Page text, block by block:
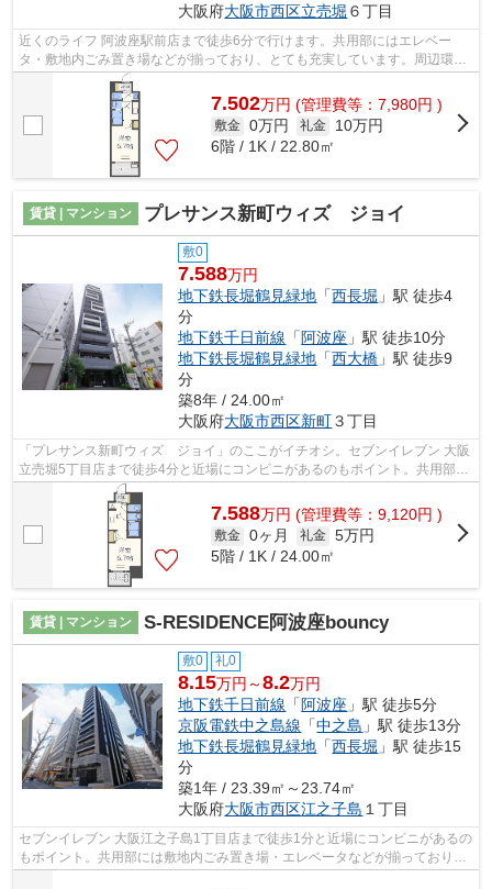
大阪府大阪市西区立売堀 ６丁目
近くのライフ 阿波座駅前店まで徒歩6分で行けます。共用部にはエレベー
タ・敷地内ごみ置き場などが揃っており、とても充実しています。周辺環境
とマッチした、おしゃれな住環境のデザ...
7.502万円 (管理費等：7,980円 )
敷金 0万円 礼金
10万円
6階 / 1K / 22.80㎡
賃貸 | マンション プレサンス新町ウィズ ジョイ
敷0
7.588万円
地下鉄長堀鶴見緑地 「西長堀 」駅 徒歩4
分
地下鉄千日前線 「阿波座 」駅 徒歩10分
地下鉄長堀鶴見緑地 「西大橋 」駅 徒歩9
分
築8年 / 24.00㎡
大阪府大阪市西区新町３丁目
「プレサンス新町ウィズ ジョイ」のここがイチオシ。セブンイレブン 大阪
立売堀5丁目店まで徒歩4分と近場にコンビニがあるのもポイント。共用部に
は敷地内ごみ置き場・エレベータなど...
7.588万円 (管理費等：9,120円 )
敷金 0ヶ月 礼金 5万円
5階 / 1K / 24.00㎡
賃貸 | マンション S-RESIDENCE阿波座bouncy
敷0 礼0
8.15万円～8.2万円
地下鉄千日前線 「 阿波座 」駅 徒歩5分
京阪電鉄中之島線 「中之島 」駅 徒歩13分
地下鉄長堀鶴見緑地 「西長堀 」駅 徒歩15
分
築1年 / 23.39㎡～23.74㎡
大阪府大阪市西区江之子島 １丁目
セブンイレブン 大阪江之子島1丁目店まで徒歩1分と近場にコンビニがあるの
もポイント。共用部には敷地内ごみ置き場・エレベータなどが揃っておりま